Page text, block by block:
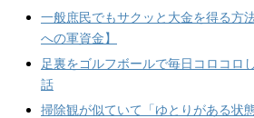
一般庶民でもサクッと大金を得る方
への軍資金】
足裏をゴルフボールで毎日コロコロ
話
掃除観が似ていて「ゆとりがある状